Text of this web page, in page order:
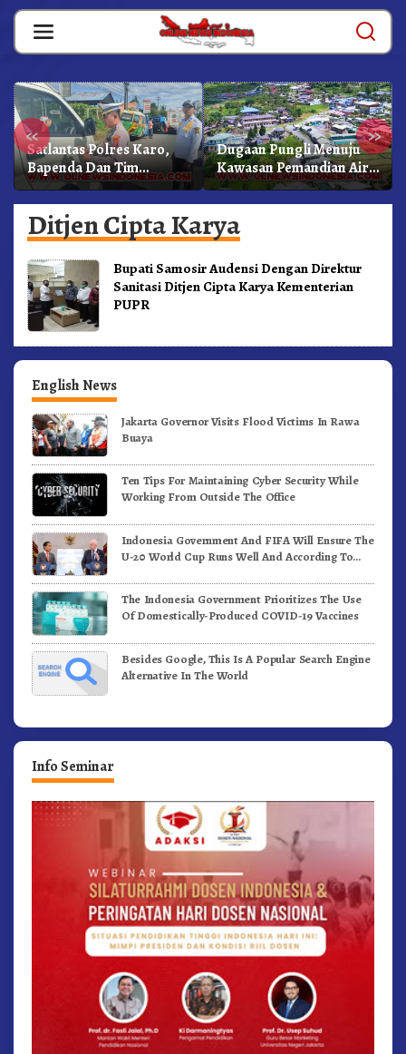
Skip
content
« »
Satlantas Polres Karo,
Bapenda Dan Tim
Lainnya Gelar Oprasi
Sadar Pajak Kenderaan
Dugaan Pungli Menuju
Kawasan Pemandian Air
Panas Semangat Gunung
– Doulu Foto Dan
Videokan!
Ditjen Cipta Karya
Bupati Samosir Audensi Dengan Direktur
Sanitasi Ditjen Cipta Karya Kementerian
PUPR
English News
Jakarta Governor Visits Flood Victims In Rawa
Buaya
Ten Tips For Maintaining Cyber Security While
Working From Outside The Office
Indonesia Government And FIFA Will Ensure The
U-20 World Cup Runs Well And According To
The Indonesia Government Prioritizes The Use
Of Domestically-Produced COVID-19 Vaccines
Besides Google, This Is A Popular Search Engine
Alternative In The World
Info Seminar